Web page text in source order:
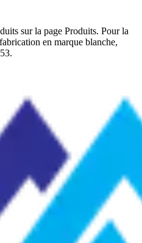
sur la page Produits. Pour la
en marque blanche,